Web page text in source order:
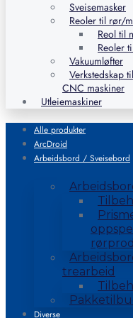
Sveisemasker
Reoler til rør/
Reol til
Reoler
Vakuumløfter
Verkstedskap
CNC maskiner
Utleiemaskiner
Alle produkter
ArcDroid
Arbeidsbord / Sveisebord
trearbeid
Diverse